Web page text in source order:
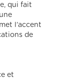
qui fait
l’accent
de
et